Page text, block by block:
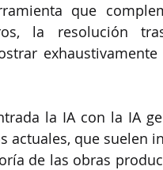
que
la resolución
exhaustivamente
la IA con la IA
actuales, que suelen
de las obras